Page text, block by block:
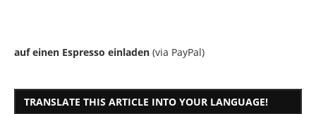
auf einen Espresso einladen (via PayPal)
TRANSLATE THIS ARTICLE INTO YOUR LANGUAGE!